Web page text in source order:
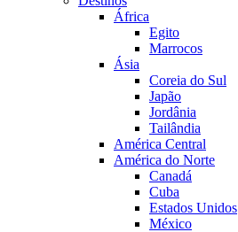
África
Egito
Marrocos
Ásia
Coreia do Sul
Japão
Jordânia
Tailândia
América Central
América do Norte
Canadá
Cuba
Estados Unidos
México